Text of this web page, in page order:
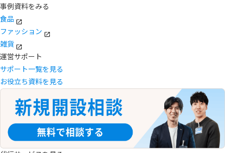
事例資料をみる
食品
ファッション
雑貨
運営サポート
サポート一覧を見る
お役立ち資料を見る